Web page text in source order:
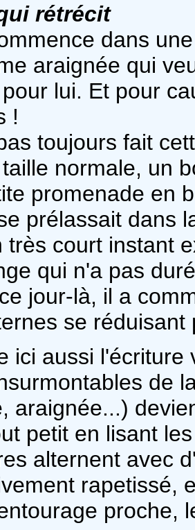
rétrécit
dans
araignée qui
lui. Et pour
!
toujours fait
normale, un
promenade en
prélassait dans
très court instant
qui n'a pas
jour-là, il a
se
ici aussi
de
araignée...)
petit en lisant
alternent avec
rapetissé,
proche,